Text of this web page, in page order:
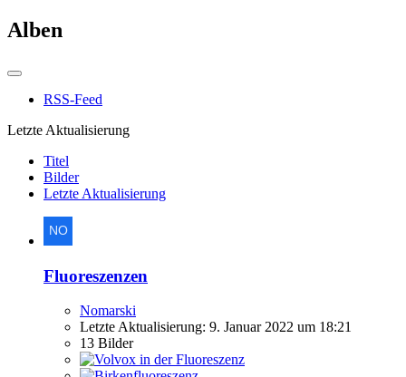
Alben
RSS-Feed
Letzte Aktualisierung
Titel
Bilder
Letzte Aktualisierung
Fluoreszenzen
Nomarski
Letzte Aktualisierung: 9. Januar 2022 um 18:21
13 Bilder